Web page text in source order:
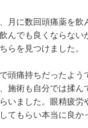
月に数回頭痛薬を飲
んでも良くならない
らを見つけました。
頭痛持ちだったよう
施術も自分では揉ん
いました。眼精疲労
てもらい本当に良か